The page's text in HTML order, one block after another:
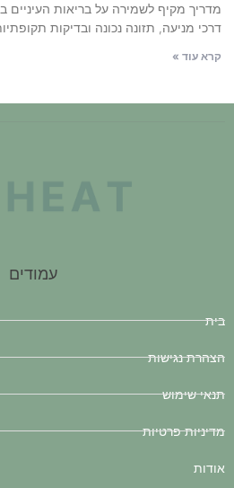
מדריך מקיף לשמירה על בריאות העיניים
דרכי מניעה, תזונה נכונה ובדיקות
קרא עוד »
עמודים
בית
הצהרת נגישות
תנאי שימוש
מדיניות פרטיות
אודות